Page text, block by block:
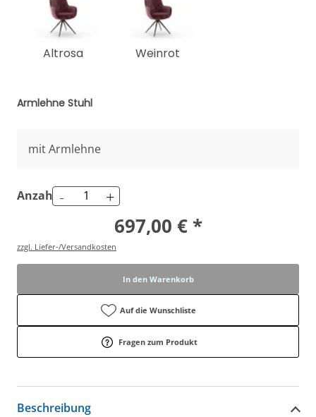
Altrosa Weinrot
Armlehne Stuhl
mit Armlehne
Anzahl - +
697,00 € *
zzgl. Liefer-/Versandkosten
In den Warenkorb
Auf die Wunschliste
Fragen zum Produkt
Beschreibung